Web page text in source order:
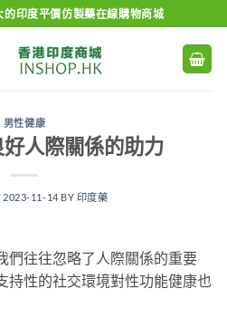
的印度平價仿製藥在線購物商城
男性健康
人際關係的助力
2023-11-14 BY 印度藥
們往往忽略了人際關係的重要
持性的社交環境對性功能健康也